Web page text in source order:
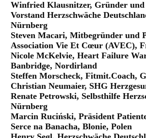
Winfried Klausnitzer, Gründer und
Vorstand Herzschwäche
Nürnberg
Steven Macari, Mitbegründer und
Association Vie Et Cœur (AVEC),
Nicole McKelvie, Heart Failure
Banbridge, Nordirland
Steffen Morscheck, Fitmit.Coach,
Christian Neumaier, SHG
Renate Petrowski, Selbsthilfe
Nürnberg
Marcin Ruciński, Präsident
Serce na Banacha, Blonie, Polen